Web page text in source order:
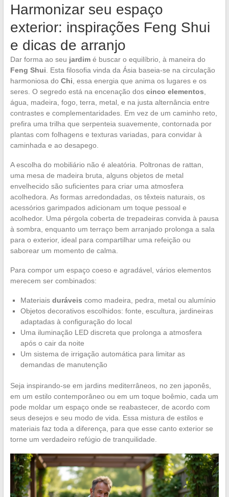
Harmonizar seu espaço
exterior: inspirações Feng Shui
e dicas de arranjo
Dar forma ao seu jardimé buscar o equilíbrio, à maneira do
Feng Shui . Esta filosofia vinda da Ásia baseia-se na circulação
harmoniosa do Chi , essa energia que anima os lugares e os
seres. O segredo está na encenação dos cinco elementos
água, madeira, fogo, terra, metal, e na justa alternância entre
contrastes e complementaridades. Em vez de um caminho reto,
prefira uma trilha que serpenteia suavemente, contornada por
plantas com folhagens e texturas variadas, para convidar à
caminhada e ao desapego.
A escolha do mobiliário não é aleatória. Poltronas de rattan,
uma mesa de madeira bruta, alguns objetos de metal
envelhecido são suficientes para criar uma atmosfera
acolhedora. As formas arredondadas, os têxteis naturais, os
acessórios garimpados adicionam um toque pessoal e
acolhedor. Uma pérgola coberta de trepadeiras convida à pausa
à sombra, enquanto um terraço bem arranjado prolonga a sala
para o exterior, ideal para compartilhar uma refeição ou
saborear um momento de calma.
Para compor um espaço coeso e agradável, vários elementos
merecem ser combinados:
Materiais duráveis como madeira, pedra, metal ou alumínio
Objetos decorativos escolhidos: fonte, escultura, jardineiras
adaptadas à configuração do local
Uma iluminação LED discreta que prolonga a atmosfera
após o cair da noite
Um sistema de irrigação automática para limitar as
demandas de manutenção
Seja inspirando-se em jardins mediterrâneos, no zen japonês,
em um estilo contemporâneo ou em um toque boêmio, cada um
pode moldar um espaço onde se reabastecer, de acordo com
seus desejos e seu modo de vida. Essa mistura de estilos e
materiais faz toda a diferença, para que esse canto exterior se
torne um verdadeiro refúgio de tranquilidade.